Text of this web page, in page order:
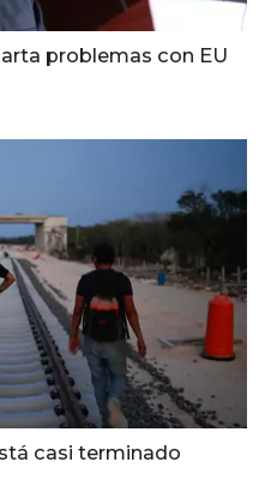
problemas con EU
casi terminado